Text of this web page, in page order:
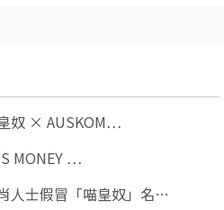
奴 × AUSKOM⋯
MONEY ⋯
人士假冒「喵皇奴」名⋯